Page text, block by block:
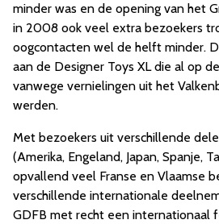
minder was en de opening van het
in 2008 ook veel extra bezoekers
oogcontacten wel de helft minder.
aan de Designer Toys XL die al op
vanwege vernielingen uit het
werden.
Met bezoekers uit verschillende
(Amerika, Engeland, Japan, Spanje,
opvallend veel Franse en Vlaamse
verschillende internationale
GDFB met recht een internationaal